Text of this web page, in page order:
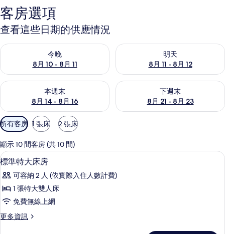
客房選項
查看這些日期的供應情況
今晚
8月 10 - 8月 11
查看今晚 (8月 10 - 8月 11) 的供應情況
明天
8月 11 - 8月 12
查看明天 (8月 11 - 8月 12) 的供
本週末
8月 14 - 8月 16
查看本週末 (8月 14 - 8月 16) 的供應情況
下週末
8月 21 - 8月 23
查看下週末 (8月 21 - 8月 23)
可
用
的
客
房
篩
選
條
所有客房 1 張床 2 張床
顯示 10 間客房 (共 10 間)
顯
示
標
準
特
大
迷你吧、客房內保險箱、書桌、筆電
7
標準特大床房
可容納 2 人 (依實際入住人數計費)
1 張特大雙人床
免費無線上網
更多資訊
更